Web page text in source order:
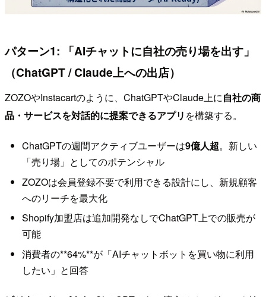
パターン1: 「AIチャットに自社の売り場を出す」
（ChatGPT / Claude上への出店）
ZOZOやInstacartのように、ChatGPTやClaude上に自社の商
品・サービスを対話的に提案できるアプリ を構築する。
ChatGPTの週間アクティブユーザーは9億人超。新しい
「売り場」としてのポテンシャル
ZOZOは会員登録不要で利用できる設計にし、新規顧客
へのリーチを最大化
Shopify加盟店は追加開発なしでChatGPT上での販売が
可能
消費者の**64%**が「AIチャットボットを買い物に利用
したい」と回答